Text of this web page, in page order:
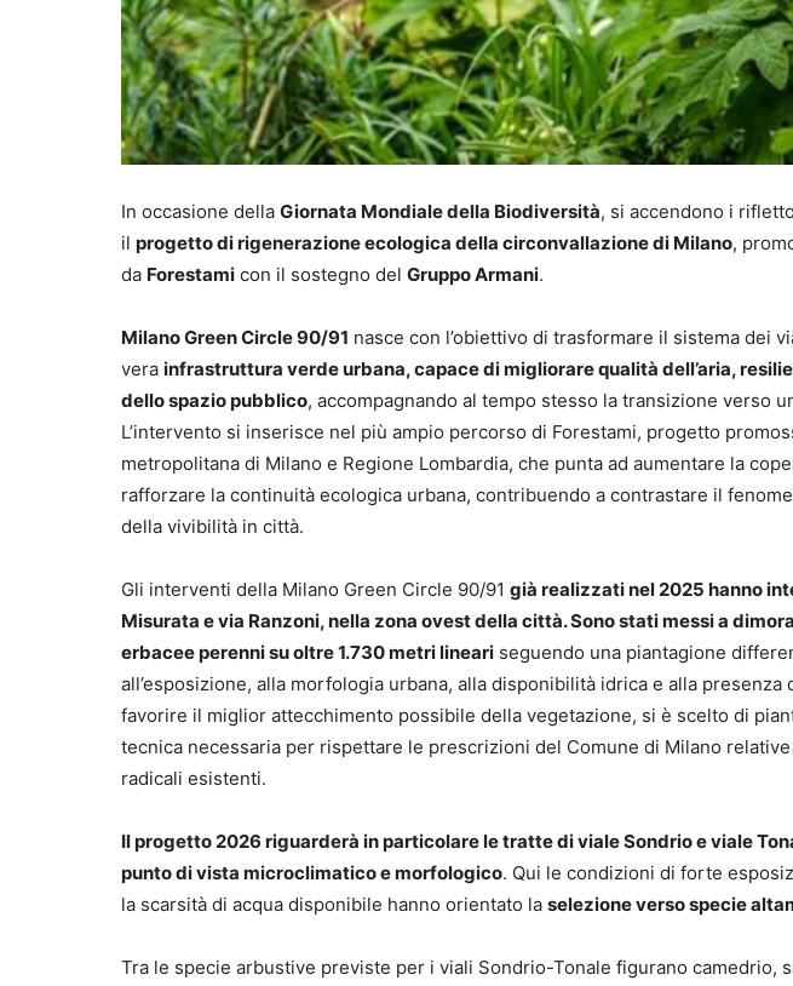
In occasione della Giornata Mondiale della Biodiversità, si accendono i
il progetto di rigenerazione ecologica della circonvallazione di Milano,
da Forestami con il sostegno del Gruppo Armani.
Milano Green Circle 90/91 nasce con l’obiettivo di trasformare il sistema dei
vera infrastruttura verde urbana, capace di migliorare qualità dell’aria,
dello spazio pubblico, accompagnando al tempo stesso la transizione verso
L’intervento si inserisce nel più ampio percorso di Forestami, progetto
metropolitana di Milano e Regione Lombardia, che punta ad aumentare la
rafforzare la continuità ecologica urbana, contribuendo a contrastare il
della vivibilità in città.
Gli interventi della Milano Green Circle 90/91 già realizzati nel 2025 hanno
Misurata e via Ranzoni, nella zona ovest della città. Sono stati messi a
erbacee perenni su oltre 1.730 metri lineari seguendo una piantagione
all’esposizione, alla morfologia urbana, alla disponibilità idrica e alla
favorire il miglior attecchimento possibile della vegetazione, si è scelto di
tecnica necessaria per rispettare le prescrizioni del Comune di Milano
radicali esistenti.
Il progetto 2026 riguarderà in particolare le tratte di viale Sondrio e viale
punto di vista microclimatico e morfologico. Qui le condizioni di forte
la scarsità di acqua disponibile hanno orientato la selezione verso specie
Tra le specie arbustive previste per i viali Sondrio-Tonale figurano camedrio,